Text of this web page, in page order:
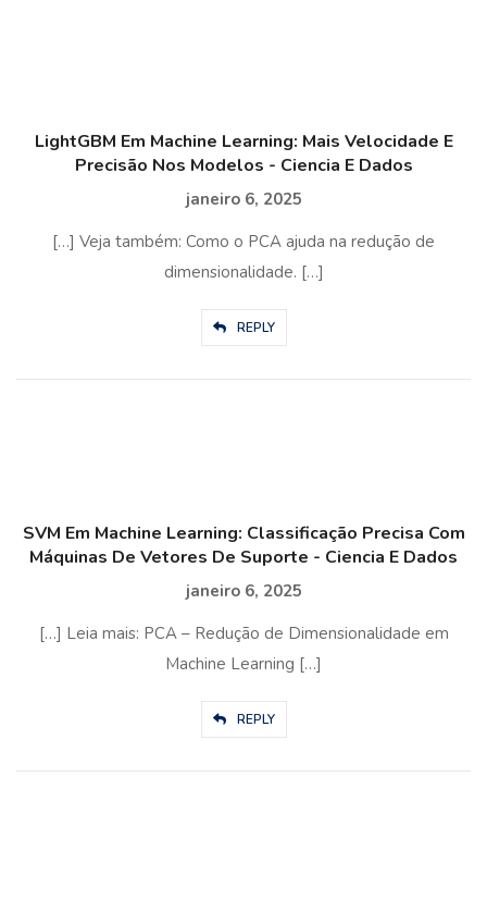
LightGBM Em Machine Learning: Mais Velocidade E
Precisão Nos Modelos - Ciencia E Dados
janeiro 6, 2025
[…] Veja também: Como o PCA ajuda na redução de
dimensionalidade. […]
REPLY
SVM Em Machine Learning: Classificação Precisa Com
Máquinas De Vetores De Suporte - Ciencia E Dados
janeiro 6, 2025
[…] Leia mais: PCA – Redução de Dimensionalidade em
Machine Learning […]
REPLY